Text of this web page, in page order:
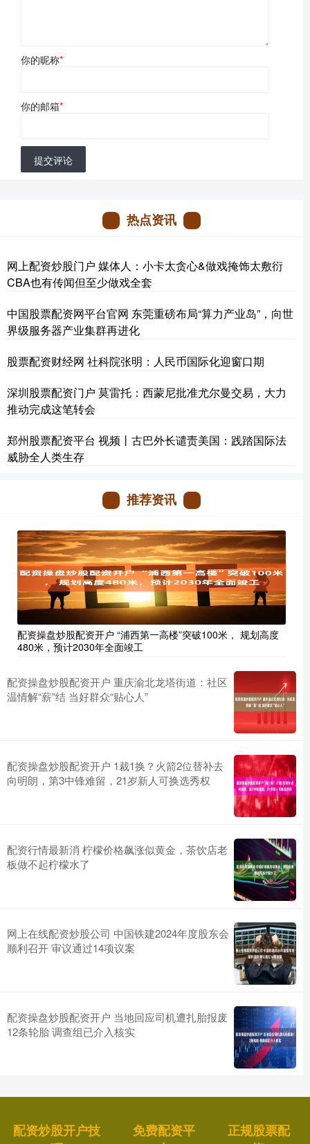
你的昵称*
你的邮箱*
提交评论
热点资讯
网上配资炒股门户 媒体人：小卡太贪心&做戏掩饰太敷衍
CBA也有传闻但至少做戏全套
中国股票配资网平台官网 东莞重磅布局“算力产业岛”，向世
界级服务器产业集群再进化
股票配资财经网 社科院张明：人民币国际化迎窗口期
深圳股票配资门户 莫雷托：西蒙尼批准尤尔曼交易，大力
推动完成这笔转会
郑州股票配资平台 视频丨古巴外长谴责美国：践踏国际法
威胁全人类生存
推荐资讯
配资操盘炒股配资开户 “浦西第一高楼”突破100米， 规划高度
480米，预计2030年全面竣工
配资操盘炒股配资开户 重庆渝北龙塔街道：社区
温情解“薪”结 当好群众“贴心人”
配资操盘炒股配资开户 1裁1换？火箭2位替补去
向明朗，第3中锋难留，21岁新人可换选秀权
配资行情最新消 柠檬价格飙涨似黄金，茶饮店老
板做不起柠檬水了
网上在线配资炒股公司 中国铁建2024年度股东会
顺利召开 审议通过14项议案
配资操盘炒股配资开户 当地回应司机遭扎胎报废
12条轮胎 调查组已介入核实
配资炒股开户技
免费配资平
正规股票配